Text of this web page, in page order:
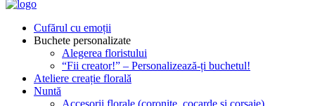
Cufărul cu emoții
Buchete personalizate
Alegerea floristului
“Fii creator!” – Personalizează-ți buchetul!
Ateliere creație florală
Nuntă